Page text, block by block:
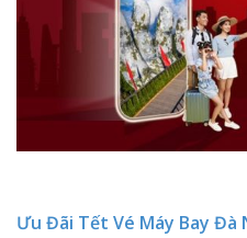
Ưu Đãi Tết Vé Máy Bay Đà